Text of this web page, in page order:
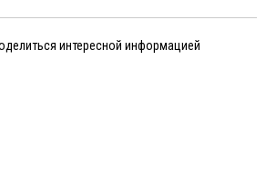
интересной информацией